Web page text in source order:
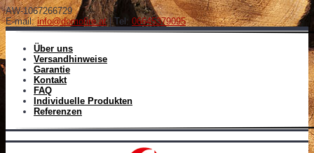
AW-1067266729
E-mail:info@domofire.at| Tel: 06645379095
Über uns
Versandhinweise
Garantie
Kontakt
FAQ
Individuelle Produkten
Referenzen